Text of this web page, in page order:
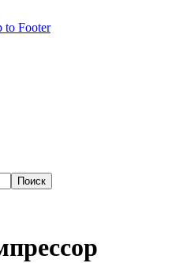
to Footer